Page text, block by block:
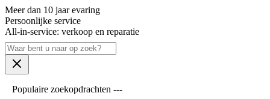
Meer dan 10 jaar evaring
Persoonlijke service
All-in-service: verkoop en reparatie
Populaire zoekopdrachten ---